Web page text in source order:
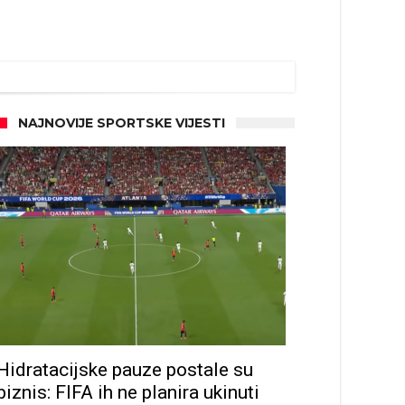
NAJNOVIJE SPORTSKE VIJESTI
pauze postale su
FIFA ih ne planira ukinuti